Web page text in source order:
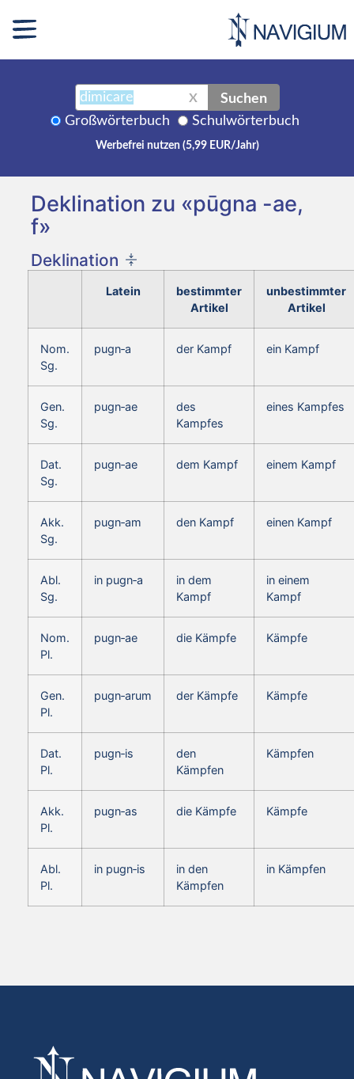
X Suchen
Großwörterbuch Schulwörterbuch
Werbefrei nutzen (5,99 EUR/Jahr)
Deklination zu «pūgna -ae,
f»
Deklination
Latein
bestimmter
Artikel
unbestimmter
Artikel
Nom.
Sg.
pugn‑a der Kampf ein Kampf
Gen.
Sg.
pugn‑ae
des
Kampfes
eines Kampfes
Dat.
Sg.
pugn‑ae dem Kampf einem Kampf
Akk.
Sg.
pugn‑am den Kampf einen Kampf
Abl.
Sg.
in pugn‑a
in dem
Kampf
in einem
Kampf
Nom.
Pl.
pugn‑ae die Kämpfe Kämpfe
Gen.
Pl.
pugn‑arum der Kämpfe Kämpfe
Dat.
Pl.
pugn‑is
den
Kämpfen
Kämpfen
Akk.
Pl.
pugn‑as die Kämpfe Kämpfe
Abl.
Pl.
in pugn‑is
in den
Kämpfen
in Kämpfen